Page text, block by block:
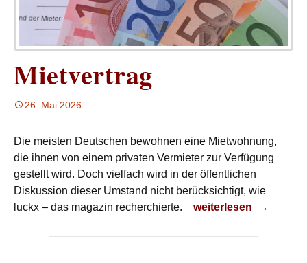
Mietvertrag
26. Mai 2026
Die meisten Deutschen bewohnen eine Mietwohnung,
die ihnen von einem privaten Vermieter zur Verfügung
gestellt wird. Doch vielfach wird in der öffentlichen
Diskussion dieser Umstand nicht berücksichtigt, wie
luckx – das magazin recherchierte.
Mietvertrag
weiterlesen →